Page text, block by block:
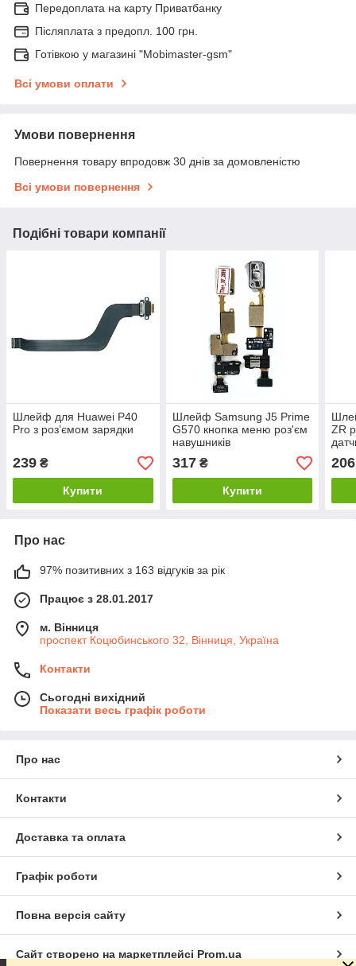
Передоплата на карту Приватбанку
Післяплата з предопл. 100 грн.
Готівкою у магазині "Mobimaster-gsm"
Всі умови оплати
Умови повернення
Повернення товару впродовж 30 днів за домовленістю
Всі умови повернення
Подібні товари компанії
Шлейф для Huawei P40
Pro з роз’ємом зарядки
239 ₴
Купити
Шлейф Samsung J5 Prime
G570 кнопка меню роз'єм
навушників
317₴
Купити
ZR
206
Про нас
97% позитивних з 163 відгуків за рік
Працює з 28.01.2017
м. Вінниця
проспект Коцюбинського 32, Вінниця, Україна
Контакти
Сьогодні вихідний
Показати весь графік роботи
Про нас
Контакти
Доставка та оплата
Графік роботи
Повна версія сайту
Сайт створено на маркетплейсі Prom.ua